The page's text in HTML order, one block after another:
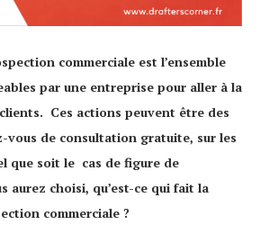
commerciale est l’ensemble
par une entreprise pour aller à la
Ces actions peuvent être des
vous de consultation gratuite, sur les
que soit le cas de figure de
aurez choisi, qu’est-ce qui fait la
commerciale ?